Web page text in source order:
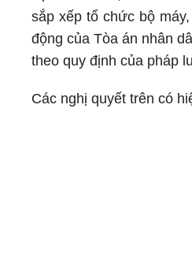
sắp xếp tổ chức bộ
động của Tòa án nhân
theo quy định của pháp
Các nghị quyết trên có